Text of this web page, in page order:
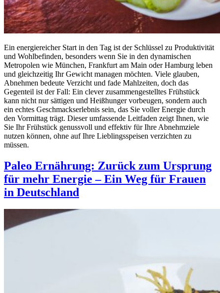
Ein energiereicher Start in den Tag ist der Schlüssel zu Produktivität
und Wohlbefinden, besonders wenn Sie in den dynamischen
Metropolen wie München, Frankfurt am Main oder Hamburg leben
und gleichzeitig Ihr Gewicht managen möchten. Viele glauben,
Abnehmen bedeute Verzicht und fade Mahlzeiten, doch das
Gegenteil ist der Fall: Ein clever zusammengestelltes Frühstück
kann nicht nur sättigen und Heißhunger vorbeugen, sondern auch
ein echtes Geschmackserlebnis sein, das Sie voller Energie durch
den Vormittag trägt. Dieser umfassende Leitfaden zeigt Ihnen, wie
Sie Ihr Frühstück genussvoll und effektiv für Ihre Abnehmziele
nutzen können, ohne auf Ihre Lieblingsspeisen verzichten zu
müssen.
Paleo Ernährung: Zurück zum Ursprung
für mehr Energie – Ein Weg für Frauen
in Deutschland